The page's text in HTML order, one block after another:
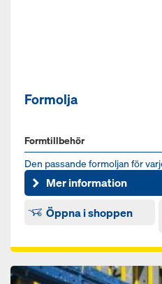
Formolja
Formtillbehör
Den passande formoljan för
Mer information
Öppna i shoppen